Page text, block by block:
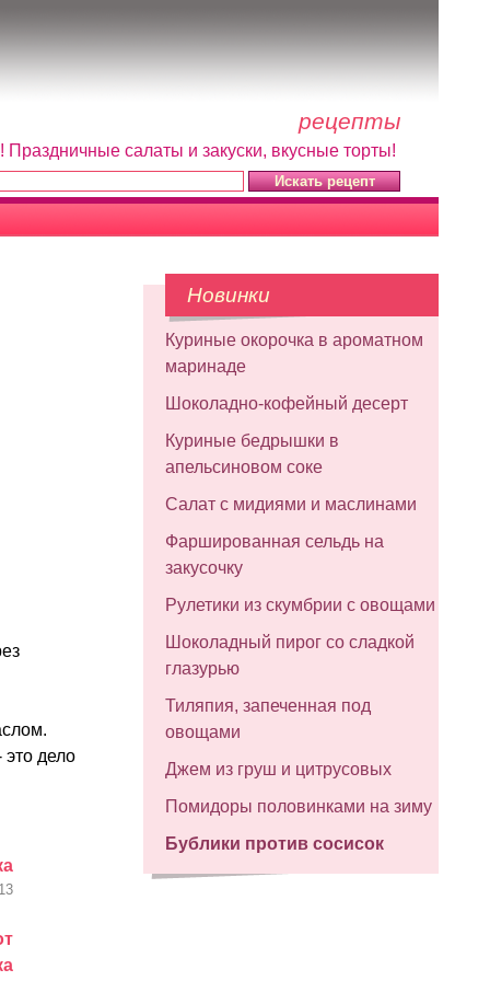
рецепты
салаты и закуски, вкусные торты!
дело
Новинки
Куриные окорочка в ароматном
маринаде
Шоколадно-кофейный десерт
Куриные бедрышки в
апельсиновом соке
Салат с мидиями и маслинами
Фаршированная сельдь на
закусочку
Рулетики из скумбрии с овощами
Шоколадный пирог со сладкой
глазурью
Тиляпия, запеченная под
овощами
Джем из груш и цитрусовых
Помидоры половинками на зиму
Бублики против сосисок